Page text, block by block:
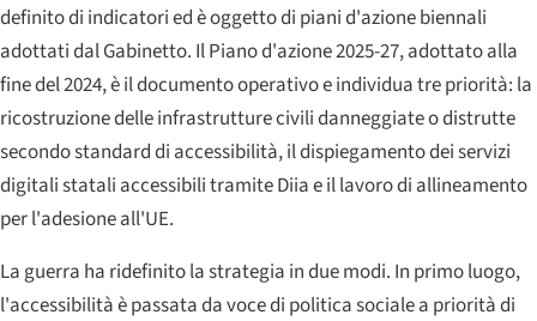
definito di indicatori ed è oggetto di piani d'azione biennali
adottati dal Gabinetto. Il Piano d'azione 2025-27, adottato alla
fine del 2024, è il documento operativo e individua tre priorità: la
ricostruzione delle infrastrutture civili danneggiate o distrutte
secondo standard di accessibilità, il dispiegamento dei servizi
digitali statali accessibili tramite Diia e il lavoro di allineamento
per l'adesione all'UE.
La guerra ha ridefinito la strategia in due modi. In primo luogo,
l'accessibilità è passata da voce di politica sociale a priorità di